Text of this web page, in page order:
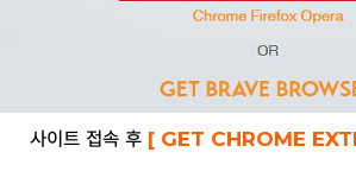
사이트 접속 후 [ GET CHROME